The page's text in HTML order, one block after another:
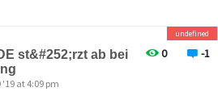
0 -1
undefined
st&#252;rzt ab bei
'19 at 4:09 pm